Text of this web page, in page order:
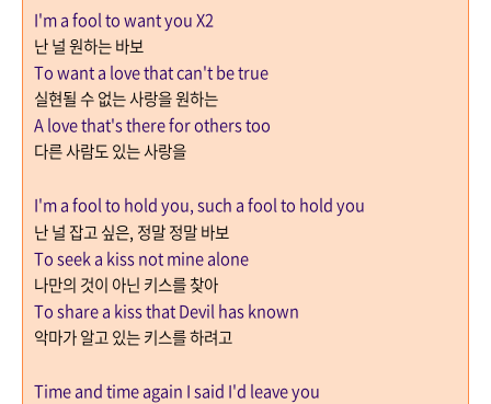
I'm a fool to want you X2
난 널 원하는 바보
To want a love that can't be true
실현될 수 없는 사랑을 원하는
A love that's there for others too
다른 사람도 있는 사랑을
I'm a fool to hold you, such a fool to hold you
난 널 잡고 싶은, 정말 정말 바보
To seek a kiss not mine alone
나만의 것이 아닌 키스를 찾아
To share a kiss that Devil has known
악마가 알고 있는 키스를 하려고
Time and time again I said I'd leave you